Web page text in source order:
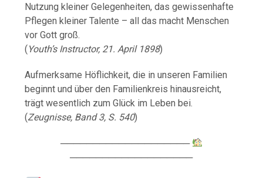
Nutzung kleiner Gelegenheiten, das gewissenhafte
Pflegen kleiner Talente – all das macht Menschen
vor Gott groß.
(Youth’s Instructor, 21. April 1898)
Aufmerksame Höflichkeit, die in unseren Familien
beginnt und über den Familienkreis hinausreicht,
trägt wesentlich zum Glück im Leben bei.
(Zeugnisse, Band 3, S. 540)
────────────────────
───────────────────